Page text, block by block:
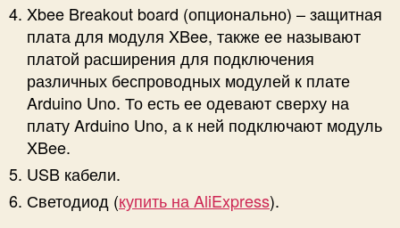
Xbee Breakout board (опционально) – защитная
плата для модуля XBee, также ее называют
платой расширения для подключения
различных беспроводных модулей к плате
Arduino Uno. То есть ее одевают сверху на
плату Arduino Uno, а к ней подключают модуль
XBee.
USB кабели.
Светодиод (купить на AliExpress).